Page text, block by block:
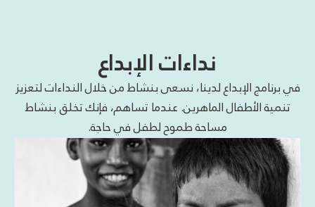
نداءات الإبداع
في برنامج الإبداع لدينا، نسعى بنشاط من خلال النداءات لتعزيز
تنمية الأطفال الماهرين. عندما تساهم، فإنك تخلق بنشاط
مساحة طموح لطفل في حاجة.